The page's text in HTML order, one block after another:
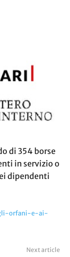
di 354 borse
in servizio o
dipendenti
orfani-e-ai-
Next article